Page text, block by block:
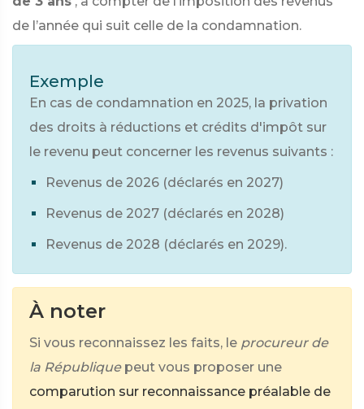
de l’année qui suit celle de la condamnation.
Exemple
En cas de condamnation en 2025, la privation
des droits à réductions et crédits d'impôt sur
le revenu peut concerner les revenus suivants :
Revenus de 2026 (déclarés en 2027)
Revenus de 2027 (déclarés en 2028)
Revenus de 2028 (déclarés en 2029).
À noter
Si vous reconnaissez les faits, le procureur de
la République peut vous proposer une
comparution sur reconnaissance préalable de